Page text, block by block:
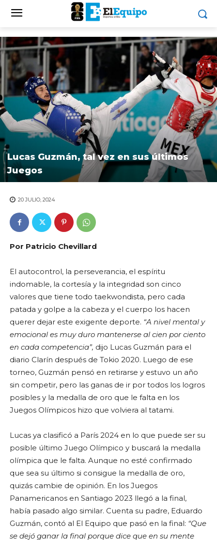
Lucas Guzmán, tal vez en sus últimos
Juegos
20 JULIO, 2024
Por Patricio Chevillard
El autocontrol, la perseverancia, el espíritu
indomable, la cortesía y la integridad son cinco
valores que tiene todo taekwondista, pero cada
patada y golpe a la cabeza y el cuerpo los hacen
querer dejar este exigente deporte. “A nivel mental y
emocional es muy duro mantenerse al cien por ciento
en cada competencia”, dijo Lucas Guzmán para el
diario Clarín después de Tokio 2020. Luego de ese
torneo, Guzmán pensó en retirarse y estuvo un año
sin competir, pero las ganas de ir por todos los logros
posibles y la medalla de oro que le falta en los
Juegos Olímpicos hizo que volviera al tatami.
Lucas ya clasificó a París 2024 en lo que puede ser su
posible último Juego Olímpico y buscará la medalla
olímpica que le falta. Aunque no esté confirmado
que sea su último si consigue la medalla de oro,
quizás cambie de opinión. En los Juegos
Panamericanos en Santiago 2023 llegó a la final,
había pasado algo similar. Cuenta su padre, Eduardo
Guzmán, contó al El Equipo que pasó en la final: “Que
se dejó ganar la final porque dice que en su mente